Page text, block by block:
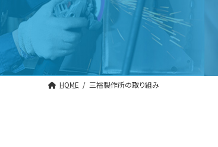
HOME 三裕製作所の取り組み